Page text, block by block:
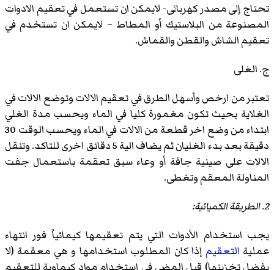
تحتاج إلى مصدر كهربائى- لايمكن ان تستعمل في تعقيم الادوات
المصنوعة من البلاستيك أو المطاط – لايمكن ان تستخدم في
تعقيم الشاش والقطن والقماش.
ج. الغلى
تعتبر من ارخص وأسهل الطرق في تعقيم الالات وتوضع الالات في
الغلاية بحيث تكون مغمورة كليا في الماء ويحسب مدة الغلي
ابتداء من وضع اخر قطعة من الالات في الماء ويحسب الوقت 30
دقيقة بعد بدء الغليان ثم يضاف الية 5 دقائق اخرى للتاكد. وتنقل
الالات على صينية جافة أو وعاء سبق تعقمة باستعمال جفت
المناولة المعقم وتغطى.
2. الطريقة الكميائية:
يجب استخدام الأدوات التي يتم تعقيمها كيمائياً فور انتهاء
عملية التعقيم إذا كان المطلوب استخدامها و هي معقمة (لا